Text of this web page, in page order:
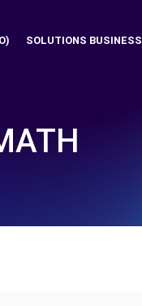
SOLUTIONS BUSINESS